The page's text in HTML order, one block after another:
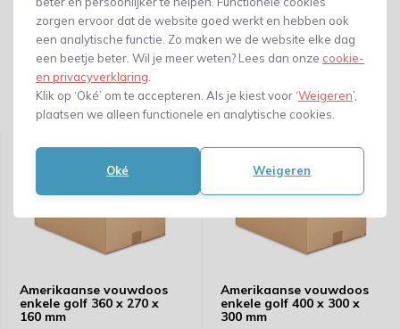
zorgen ervoor dat de website goed werkt en hebben ook
een analytische functie. Zo maken we de website elke dag
een beetje beter. Wil je meer weten? Lees dan onze cookie-
en privacyverklaring
Klik op ‘Oké’ om te accepteren. Als je kiest voor ‘Weigeren’,
plaatsen we alleen functionele en analytische cookies.
Oké Weigeren
Gerelateerde producten
Amerikaanse vouwdoos
enkele golf 360 x 270 x
160 mm
Amerikaanse vouwdoos
enkele golf 400 x 300 x
300 mm